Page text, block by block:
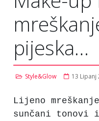
pijeska…
Style&Glow 13 Lipanj
Lijeno
sunčani tonovi